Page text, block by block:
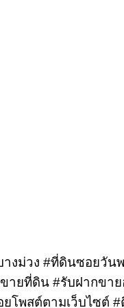
ม่วง #ที่ดินซอยวัน
ยที่ดิน #รับฝากขา
พสต์ตามเว็บไซต์